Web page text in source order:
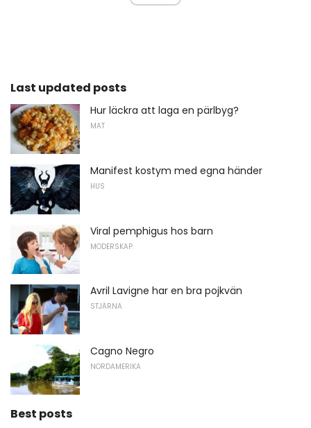
Last updated posts
Hur läckra att laga en pärlbyg?
MAT
Manifest kostym med egna händer
HUS
Viral pemphigus hos barn
MODERSKAP
Avril Lavigne har en bra pojkvän
STJÄRNA
Cagno Negro
NORDAMERIKA
Best posts